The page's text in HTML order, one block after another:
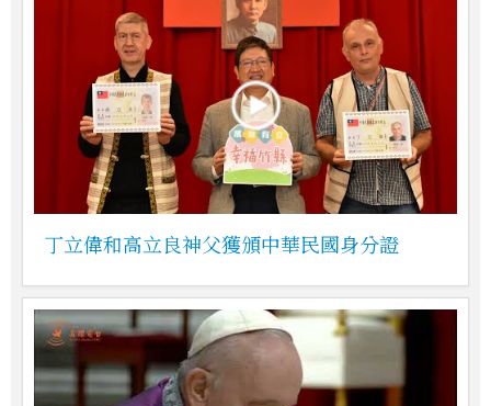
丁立偉和高立良神父獲頒中華民國身分證